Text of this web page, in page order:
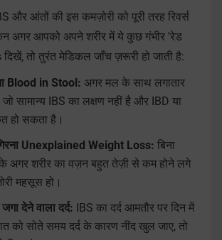
और आंतों की इस कमज़ोरी को पूरी तरह रिवर्स
अगर आपको अपने शरीर में ये कुछ गंभीर 'रेड
तो तुरंत मेडिकल जाँच ज़रूरी हो जाती है:
Blood in Stool: अगर मल के साथ लगातार
सामान्य IBS का लक्षण नहीं है और IBD या
हो सकता है।
Unexplained Weight Loss: बिना
अगर शरीर का वज़न बहुत तेज़ी से कम होने लगे
महसूस हो।
देने वाला दर्द: IBS का दर्द आमतौर पर दिन में
को सोते समय दर्द के कारण नींद खुल जाए, तो